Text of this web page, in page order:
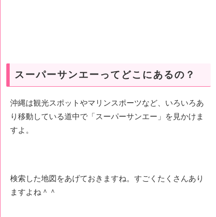
スーパーサンエーってどこにあるの？
沖縄は観光スポットやマリンスポーツなど、いろいろあ
り移動している道中で「スーパーサンエー」を見かけま
すよ。
検索した地図をあげておきますね。すごくたくさんあり
ますよね＾＾